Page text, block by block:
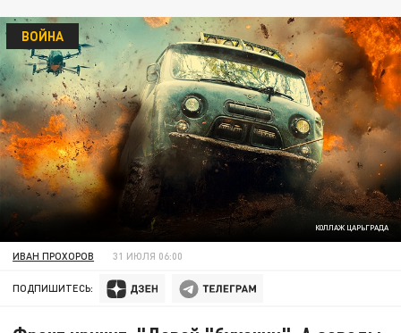
КОЛЛАЖ ЦАРЬГРАДА
ВОЙНА
ИВАН ПРОХОРОВ 31 ИЮЛЯ 06:00
ПОДПИШИТЕСЬ: